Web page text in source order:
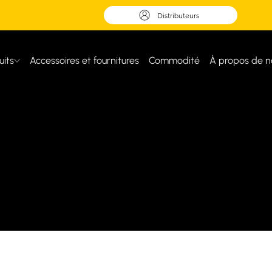
Distributeurs
Accessoires et fournitures Commodité À propos de